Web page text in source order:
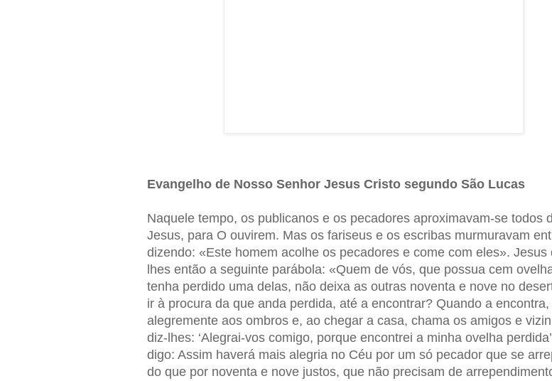
Evangelho de Nosso Senhor Jesus Cristo segundo São Lucas
Naquele tempo, os publicanos e os pecadores aproximavam-se todos
Jesus, para O ouvirem. Mas os fariseus e os escribas murmuravam
dizendo: «Este homem acolhe os pecadores e come com eles». Jesus
lhes então a seguinte parábola: «Quem de vós, que possua cem
tenha perdido uma delas, não deixa as outras noventa e nove no
ir à procura da que anda perdida, até a encontrar? Quando a
alegremente aos ombros e, ao chegar a casa, chama os amigos e
diz-lhes: ‘Alegrai-vos comigo, porque encontrei a minha ovelha
digo: Assim haverá mais alegria no Céu por um só pecador que se
do que por noventa e nove justos, que não precisam de